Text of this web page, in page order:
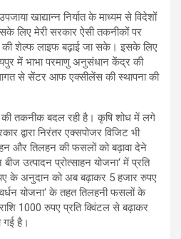
खाद्यान्न निर्यात के माध्यम से विदेशों
लिए मेरी सरकार ऐसी तकनीकों पर
की शेल्फ लाइफ बढ़ाई जा सके। इसके लिए
में भाभा परमाणु अनुसंधान केंद्र की
से सेंटर आफ एक्सीलेंस की स्थापना की
की तकनीक बदल रही है। कृषि शोध में लगे
द्वारा निरंतर एक्सपोजर विजिट भी
और तिलहन की फसलों को बढ़ावा देने
उत्पादन प्रोत्साहन योजना‘ में प्रति
के अनुदान को अब बढ़ाकर 5 हजार रुपए
योजना‘ के तहत तिलहनी फसलों के
1000 रुपए प्रति क्विंटल से बढ़ाकर
गई है।